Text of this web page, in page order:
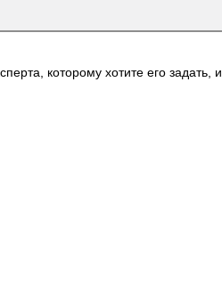
которому хотите его задать, и